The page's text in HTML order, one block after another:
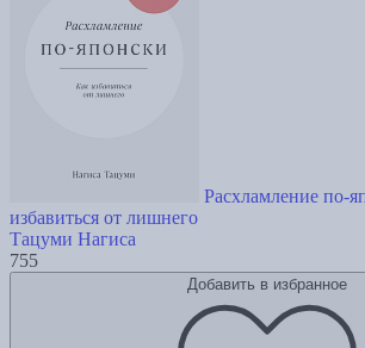
Расхламление по-
избавиться от лишнего
Тацуми Нагиса
755
Добавить в избранное